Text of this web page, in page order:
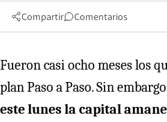
Compartir Comentarios
Fueron casi ocho meses los
plan Paso a Paso. Sin
este lunes la capital